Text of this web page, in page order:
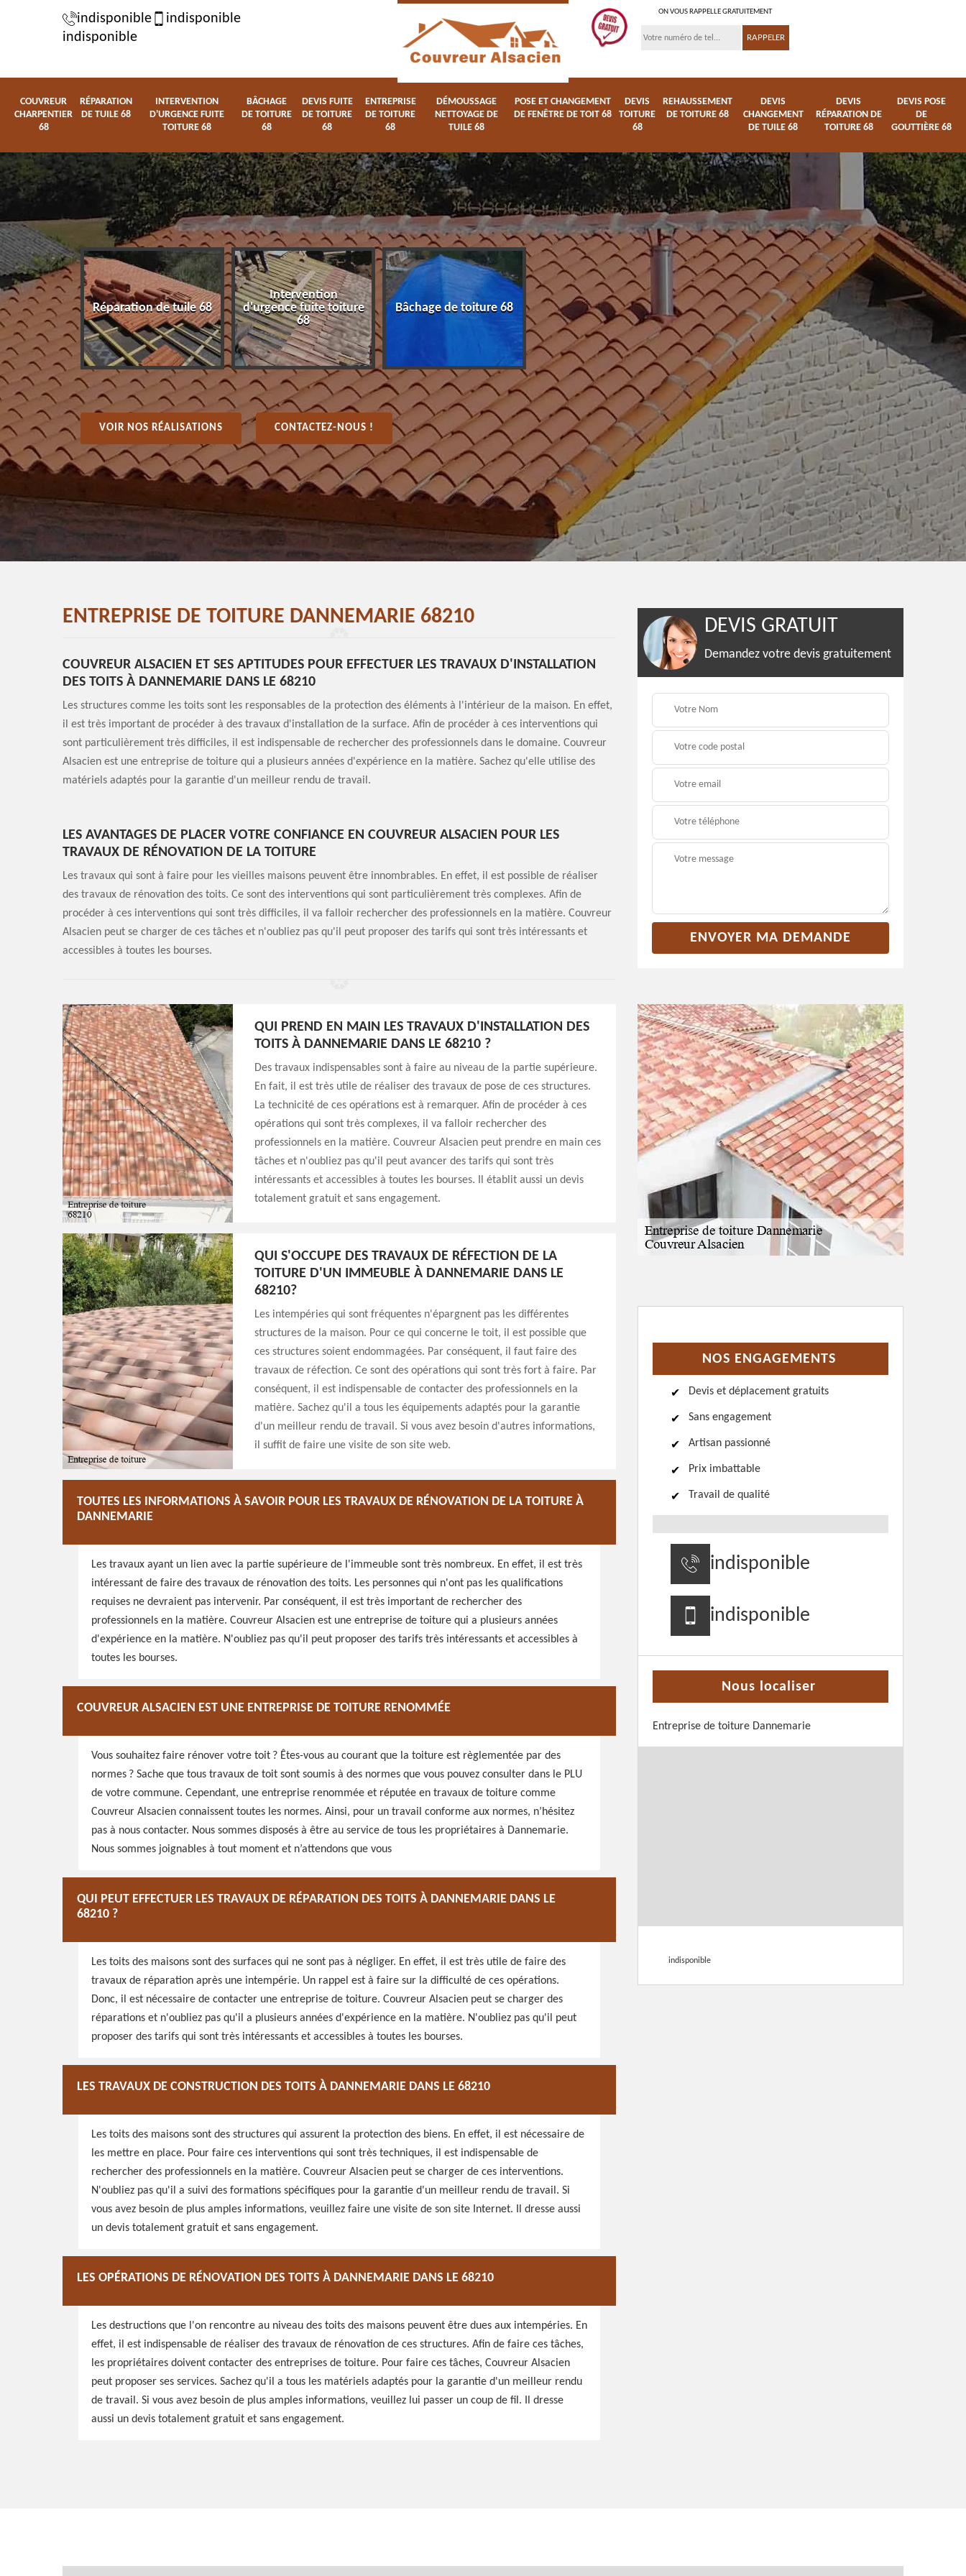
indisponible
indisponible
indisponible
ON VOUS RAPPELLE GRATUITEMENT
COUVREUR
CHARPENTIER
68
RÉPARATION
DE TUILE 68
INTERVENTION
D'URGENCE FUITE
TOITURE 68
BÂCHAGE
DE TOITURE
68
DEVIS FUITE
DE TOITURE
68
ENTREPRISE
DE TOITURE
68
DÉMOUSSAGE
NETTOYAGE DE
TUILE 68
POSE ET CHANGEMENT
DE FENÊTRE DE TOIT 68
DEVIS
TOITURE
68
REHAUSSEMENT
DE TOITURE 68
DEVIS
CHANGEMENT
DE TUILE 68
DEVIS
RÉPARATION DE
TOITURE 68
DEVIS POSE
DE
GOUTTIÈRE 68
Réparation de tuile 68
Intervention
d'urgence fuite toiture
68
Bâchage de toiture 68
Devis fuite de toiture
68
Entreprise de toiture
68
Démoussage
nettoyage de tuile 68
VOIR NOS RÉALISATIONS CONTACTEZ-NOUS !
ENTREPRISE DE TOITURE DANNEMARIE 68210
COUVREUR ALSACIEN ET SES APTITUDES POUR EFFECTUER LES TRAVAUX D'INSTALLATION
DES TOITS À DANNEMARIE DANS LE 68210
Les structures comme les toits sont les responsables de la protection des éléments à l'intérieur de la maison. En effet,
il est très important de procéder à des travaux d'installation de la surface. Afin de procéder à ces interventions qui
sont particulièrement très difficiles, il est indispensable de rechercher des professionnels dans le domaine. Couvreur
Alsacien est une entreprise de toiture qui a plusieurs années d'expérience en la matière. Sachez qu'elle utilise des
matériels adaptés pour la garantie d'un meilleur rendu de travail.
LES AVANTAGES DE PLACER VOTRE CONFIANCE EN COUVREUR ALSACIEN POUR LES
TRAVAUX DE RÉNOVATION DE LA TOITURE
Les travaux qui sont à faire pour les vieilles maisons peuvent être innombrables. En effet, il est possible de réaliser
des travaux de rénovation des toits. Ce sont des interventions qui sont particulièrement très complexes. Afin de
procéder à ces interventions qui sont très difficiles, il va falloir rechercher des professionnels en la matière. Couvreur
Alsacien peut se charger de ces tâches et n'oubliez pas qu'il peut proposer des tarifs qui sont très intéressants et
accessibles à toutes les bourses.
QUI PREND EN MAIN LES TRAVAUX D'INSTALLATION DES
TOITS À DANNEMARIE DANS LE 68210 ?
Des travaux indispensables sont à faire au niveau de la partie supérieure.
En fait, il est très utile de réaliser des travaux de pose de ces structures.
La technicité de ces opérations est à remarquer. Afin de procéder à ces
opérations qui sont très complexes, il va falloir rechercher des
professionnels en la matière. Couvreur Alsacien peut prendre en main ces
tâches et n'oubliez pas qu'il peut avancer des tarifs qui sont très
intéressants et accessibles à toutes les bourses. Il établit aussi un devis
totalement gratuit et sans engagement.
QUI S'OCCUPE DES TRAVAUX DE RÉFECTION DE LA
TOITURE D'UN IMMEUBLE À DANNEMARIE DANS LE
68210?
Les intempéries qui sont fréquentes n'épargnent pas les différentes
structures de la maison. Pour ce qui concerne le toit, il est possible que
ces structures soient endommagées. Par conséquent, il faut faire des
travaux de réfection. Ce sont des opérations qui sont très fort à faire. Par
conséquent, il est indispensable de contacter des professionnels en la
matière. Sachez qu'il a tous les équipements adaptés pour la garantie
d'un meilleur rendu de travail. Si vous avez besoin d'autres informations,
il suffit de faire une visite de son site web.
TOUTES LES INFORMATIONS À SAVOIR POUR LES TRAVAUX DE RÉNOVATION DE LA TOITURE À
DANNEMARIE
Les travaux ayant un lien avec la partie supérieure de l'immeuble sont très nombreux. En effet, il est très
intéressant de faire des travaux de rénovation des toits. Les personnes qui n'ont pas les qualifications
requises ne devraient pas intervenir. Par conséquent, il est très important de rechercher des
professionnels en la matière. Couvreur Alsacien est une entreprise de toiture qui a plusieurs années
d'expérience en la matière. N'oubliez pas qu'il peut proposer des tarifs très intéressants et accessibles à
toutes les bourses.
COUVREUR ALSACIEN EST UNE ENTREPRISE DE TOITURE RENOMMÉE
Vous souhaitez faire rénover votre toit ? Êtes-vous au courant que la toiture est règlementée par des
normes ? Sache que tous travaux de toit sont soumis à des normes que vous pouvez consulter dans le PLU
de votre commune. Cependant, une entreprise renommée et réputée en travaux de toiture comme
Couvreur Alsacien connaissent toutes les normes. Ainsi, pour un travail conforme aux normes, n’hésitez
pas à nous contacter. Nous sommes disposés à être au service de tous les propriétaires à Dannemarie.
Nous sommes joignables à tout moment et n’attendons que vous
QUI PEUT EFFECTUER LES TRAVAUX DE RÉPARATION DES TOITS À DANNEMARIE DANS LE
68210 ?
Les toits des maisons sont des surfaces qui ne sont pas à négliger. En effet, il est très utile de faire des
travaux de réparation après une intempérie. Un rappel est à faire sur la difficulté de ces opérations.
Donc, il est nécessaire de contacter une entreprise de toiture. Couvreur Alsacien peut se charger des
réparations et n'oubliez pas qu'il a plusieurs années d'expérience en la matière. N'oubliez pas qu'il peut
proposer des tarifs qui sont très intéressants et accessibles à toutes les bourses.
LES TRAVAUX DE CONSTRUCTION DES TOITS À DANNEMARIE DANS LE 68210
Les toits des maisons sont des structures qui assurent la protection des biens. En effet, il est nécessaire de
les mettre en place. Pour faire ces interventions qui sont très techniques, il est indispensable de
rechercher des professionnels en la matière. Couvreur Alsacien peut se charger de ces interventions.
N'oubliez pas qu'il a suivi des formations spécifiques pour la garantie d'un meilleur rendu de travail. Si
vous avez besoin de plus amples informations, veuillez faire une visite de son site Internet. Il dresse aussi
un devis totalement gratuit et sans engagement.
LES OPÉRATIONS DE RÉNOVATION DES TOITS À DANNEMARIE DANS LE 68210
Les destructions que l'on rencontre au niveau des toits des maisons peuvent être dues aux intempéries. En
effet, il est indispensable de réaliser des travaux de rénovation de ces structures. Afin de faire ces tâches,
les propriétaires doivent contacter des entreprises de toiture. Pour faire ces tâches, Couvreur Alsacien
peut proposer ses services. Sachez qu'il a tous les matériels adaptés pour la garantie d'un meilleur rendu
de travail. Si vous avez besoin de plus amples informations, veuillez lui passer un coup de fil. Il dresse
aussi un devis totalement gratuit et sans engagement.
DEVIS GRATUIT
Demandez votre devis gratuitement
NOS ENGAGEMENTS
Devis et déplacement gratuits
Sans engagement
Artisan passionné
Prix imbattable
Travail de qualité
indisponible
indisponible
Nous localiser
Entreprise de toiture Dannemarie
indisponible